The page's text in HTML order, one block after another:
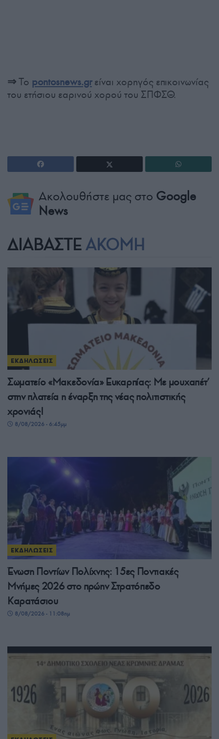
⇒Το pontosnews.grείναι χορηγός επικοινωνίας
του ετήσιου εαρινού χορού του ΣΠΦΣΘ.
Ακολουθήστε μας στο Google
News
ΔΙΑΒΑΣΤΕ ΑΚΟΜΗ
ΕΚΔΗΛΩΣΕΙΣ
Σωματείο «Μακεδονία» Ευκαρπίας: Με μουχαπέτ’
στην πλατεία η έναρξη της νέας πολιτιστικής
χρονιάς!
8/08/2026 - 6:45μμ
ΕΚΔΗΛΩΣΕΙΣ
Ένωση Ποντίων Πολίχνης: 15ες Ποντιακές
Μνήμες 2026 στο πρώην Στρατόπεδο
Καρατάσιου
8/08/2026 - 11:08πμ